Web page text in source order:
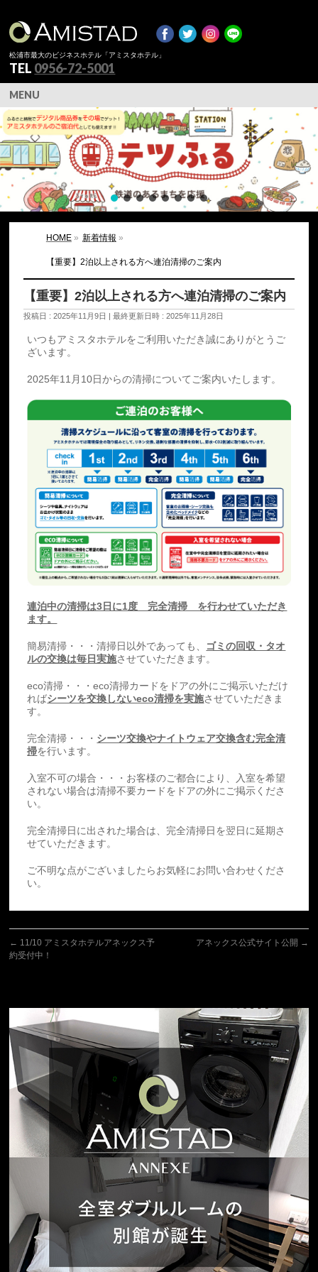
松浦市最大のビジネスホテル「アミスタホテル」
TEL 0956-72-5001
MENU
HOME» 新着情報 »
【重要】2泊以上される方へ連泊清掃のご案内
【重要】2泊以上される方へ連泊清掃のご案内
投稿日 : 2025年11月9日 最終更新日時 : 2025年11月28日
いつもアミスタホテルをご利用いただき誠にありがとうご
ざいます。
2025年11月10日からの清掃についてご案内いたします。
連泊中の清掃は3日に1度 完全清掃 を行わせていただき
ます。
簡易清掃・・・清掃日以外であっても、 ゴミの回収・タオ
ルの交換は毎日実施させていただきます。
eco清掃・・・eco清掃カードをドアの外にご掲示いただけ
ればシーツを交換しないeco清掃を実施させていただきま
す。
完全清掃・・・ シーツ交換やナイトウェア交換含む完全清
掃を行います。
入室不可の場合・・・お客様のご都合により、入室を希望
されない場合は清掃不要カードをドアの外にご掲示くださ
い。
完全清掃日に出された場合は、完全清掃日を翌日に延期さ
せていただきます。
ご不明な点がございましたらお気軽にお問い合わせくださ
い。
← 11/10 アミスタホテルアネックス予
約受付中！
アネックス公式サイト公開 →